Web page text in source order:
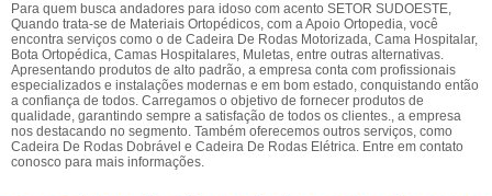
Para quem busca andadores para idoso com acento SETOR SUDOESTE,
Quando trata-se de Materiais Ortopédicos, com a Apoio Ortopedia, você
encontra serviços como o de Cadeira De Rodas Motorizada, Cama Hospitalar,
Bota Ortopédica, Camas Hospitalares, Muletas, entre outras alternativas.
Apresentando produtos de alto padrão, a empresa conta com profissionais
especializados e instalações modernas e em bom estado, conquistando então
a confiança de todos. Carregamos o objetivo de fornecer produtos de
qualidade, garantindo sempre a satisfação de todos os clientes., a empresa
nos destacando no segmento. Também oferecemos outros serviços, como
Cadeira De Rodas Dobrável e Cadeira De Rodas Elétrica. Entre em contato
conosco para mais informações.